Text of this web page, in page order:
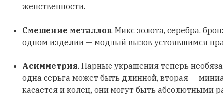
женственности.
Смешение металлов. Микс золота, серебра,
одном изделии — модный вызов устоявшимся
Асимметрия. Парные украшения теперь
одна серьга может быть длинной, вторая —
касается и колец, они могут быть абсолютными